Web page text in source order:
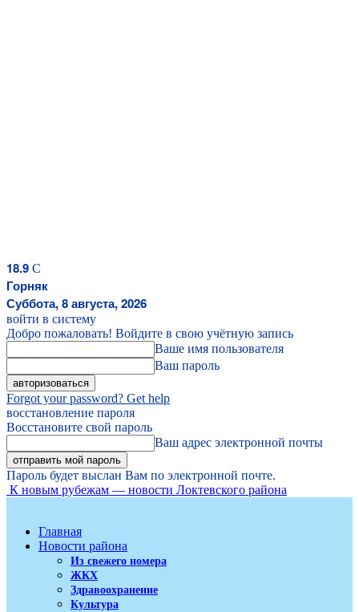
18.9 C
Горняк
Суббота, 8 августа, 2026
войти в систему
Добро пожаловать! Войдите в свою учётную запись
Ваше имя пользователя
Ваш пароль
Forgot your password? Get help
восстановление пароля
Восстановите свой пароль
Ваш адрес электронной почты
Пароль будет выслан Вам по электронной почте.
К новым рубежам — новости Локтевского района
Главная
Новости района
Из свежего номера
ЖКХ
Здравоохранение
Культура